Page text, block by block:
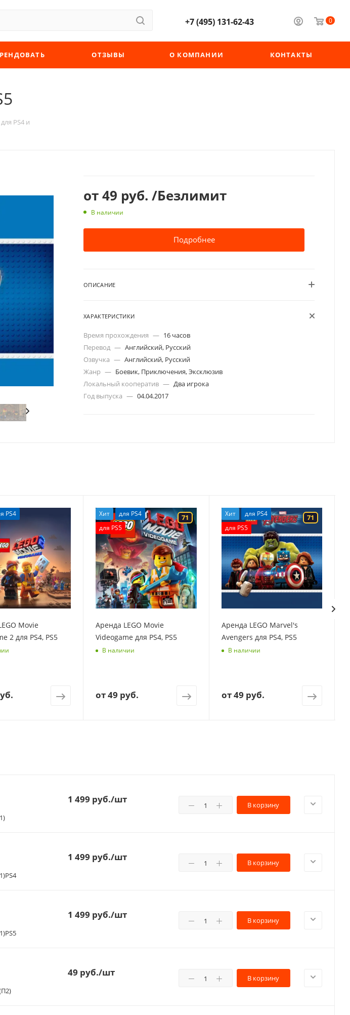
0
+7 (495) 131-62-43
ОТЗЫВЫ О КОМПАНИИ КОНТАКТЫ
PS4 и
от49 руб. /Безлимит
В наличии
Подробнее
ОПИСАНИЕ
ХАРАКТЕРИСТИКИ
Время прохождения — 16 часов
Перевод — Английский, Русский
Озвучка — Английский, Русский
Жанр — Боевик, Приключения, Эксклюзив
Локальный кооператив — Два игрока
Год выпуска — 04.04.2017
PS4
Movie
2 для PS4, PS5
Хит
для PS4
для PS5
71
Аренда LEGO Movie
Videogame для PS4, PS5
В наличии
от49 руб.
Хит
для PS4
для PS5
71
Аренда LEGO Marvel's
Avengers для PS4, PS5
В наличии
от49 руб.
1 499 руб./шт В корзину
1 499 руб./шт В корзину
1 499 руб./шт В корзину
49 руб./шт В корзину